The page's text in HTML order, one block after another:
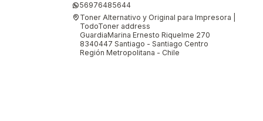
56976485644
Toner Alternativo y Original para Impresora |
TodoToner address
GuardiaMarina Ernesto Riquelme 270
8340447 Santiago - Santiago Centro
Región Metropolitana - Chile